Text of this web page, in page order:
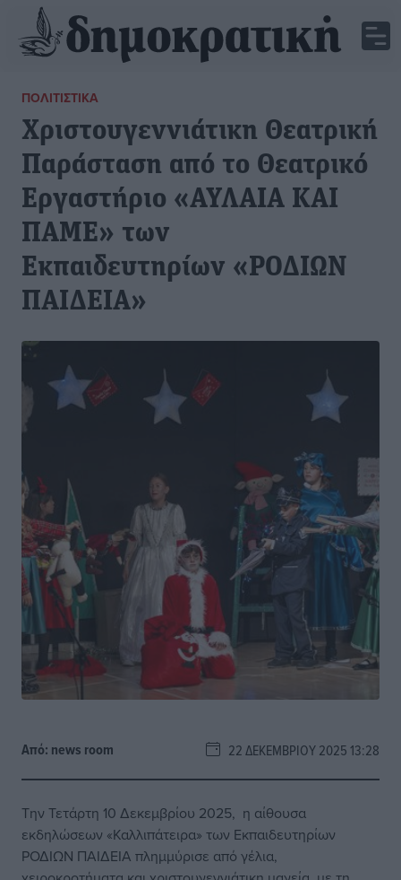
ΠΟΛΙΤΙΣΤΙΚΆ
Χριστουγεννιάτικη Θεατρική
Παράσταση από το Θεατρικό
Εργαστήριο «ΑΥΛΑΙΑ ΚΑΙ
ΠΑΜΕ» των
Εκπαιδευτηρίων «ΡΟΔΙΩΝ
ΠΑΙΔΕΙΑ»
Από: news room 22 ΔΕΚΕΜΒΡΊΟΥ 2025 13:28
Την Τετάρτη 10 Δεκεμβρίου 2025, η αίθουσα
εκδηλώσεων «Καλλιπάτειρα» των Εκπαιδευτηρίων
ΡΟΔΙΩΝ ΠΑΙΔΕΙΑ πλημμύρισε από γέλια,